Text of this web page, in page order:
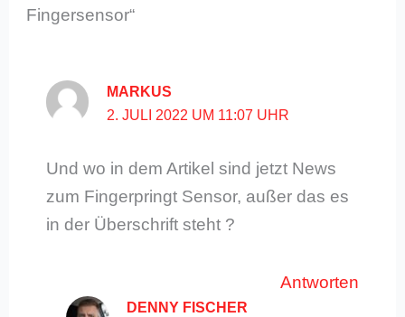
Fingersensor“
MARKUS
2. JULI 2022 UM 11:07 UHR
Und wo in dem Artikel sind jetzt News
zum Fingerpringt Sensor, außer das es
in der Überschrift steht ?
Antworten
DENNY FISCHER